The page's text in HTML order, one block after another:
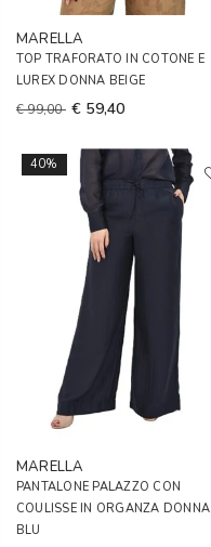
MARELLA
TOP TRAFORATO IN COTONE E
LUREX DONNA BEIGE
€ 99,00 € 59,40
40%
MARELLA
PANTALONE PALAZZO CON
COULISSE IN ORGANZA DONNA
BLU